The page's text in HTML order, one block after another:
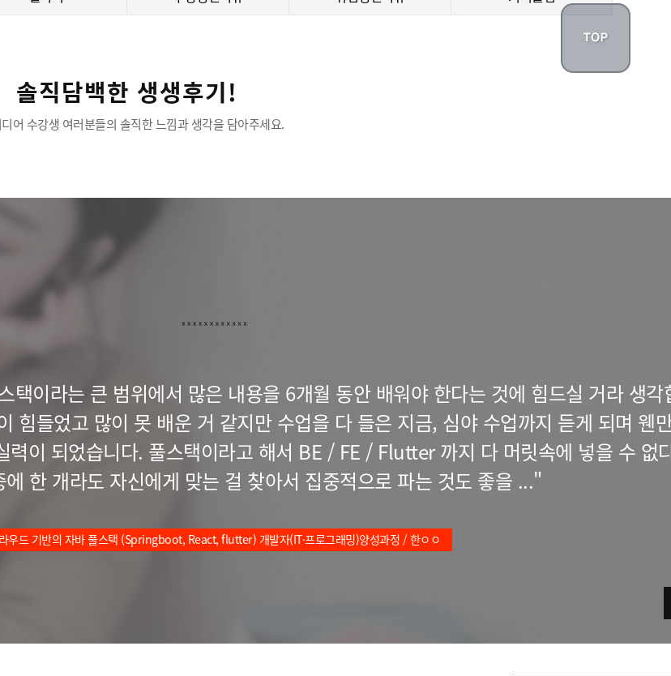
솔직담백한 생생후기!
어 수강생 여러분들의 솔직한 느낌과 생각을 담아주세요.
택이라는 큰 범위에서 많은 내용을 6개월 동안 배워야 한다는 것에 힘드실 거라 생각
힘들었고 많이 못 배운 거 같지만 수업을 다 들은 지금, 심야 수업까지 듣게 되며 웬
력이 되었습니다. 풀스택이라고 해서 BE / FE / Flutter 까지 다 머릿속에 넣을 수 없
한 개라도 자신에게 맞는 걸 찾아서 집중적으로 파는 것도 좋을 ..."
우드 기반의 자바 풀스택 (Springboot, React, flutter) 개발자(IT·프로그래밍)양성과정 / 한ㅇㅇ